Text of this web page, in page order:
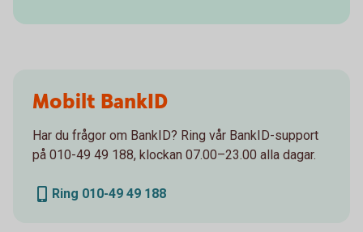
Mobilt BankID
Har du frågor om BankID? Ring vår BankID-support
på 010-49 49 188, klockan 07.00–23.00 alla dagar.
Ring 010-49 49 188